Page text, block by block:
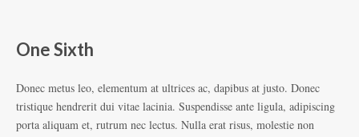
One Sixth
Donec metus leo, elementum at ultrices ac, dapibus at justo. Donec
tristique hendrerit dui vitae lacinia. Suspendisse ante ligula, adipiscing
porta aliquam et, rutrum nec lectus. Nulla erat risus, molestie non